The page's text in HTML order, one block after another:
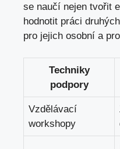
se naučí nejen tvořit
hodnotit práci
pro jejich osobní a
Techniky
podpory
Vzdělávací
workshopy